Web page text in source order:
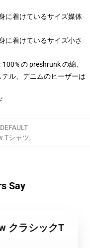
に着けているサイズ媒体
に着けているサイズ小さ
の preshrunk の綿、
ル、デニムのヒーザーは
Tシャツ,
Say
クラシックT